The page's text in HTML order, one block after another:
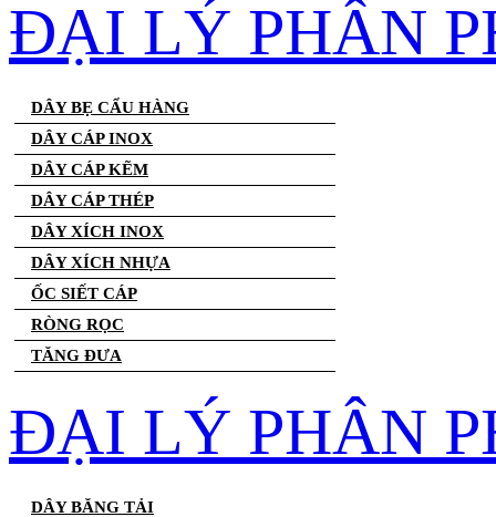
ĐẠI LÝ PHÂN
DÂY BẸ CẨU HÀNG
DÂY CÁP INOX
DÂY CÁP KẼM
DÂY CÁP THÉP
DÂY XÍCH INOX
DÂY XÍCH NHỰA
ỐC SIẾT CÁP
RÒNG RỌC
TĂNG ĐƯA
ĐẠI LÝ PHÂN
DÂY BĂNG TẢI